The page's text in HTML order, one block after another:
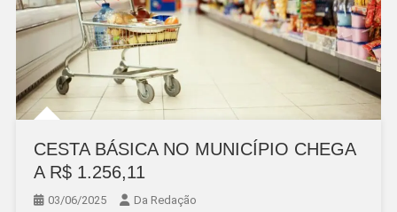
CESTA BÁSICA NO MUNICÍPIO CHEGA
A R$ 1.256,11
03/06/2025 Da Redação